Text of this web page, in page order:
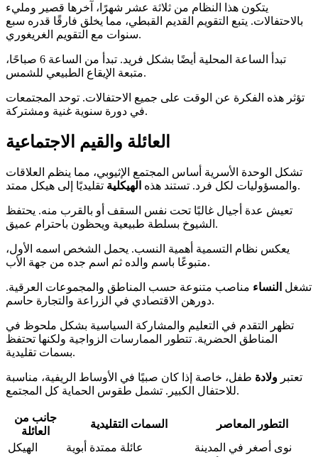
يتكون هذا النظام من ثلاثة عشر شهرًا، آخرها قصير ومليء
بالاحتفالات. يتبع التقويم القديم القبطي، مما يخلق فارقًا قدره سبع
سنوات مع التقويم الغريغوري.
تبدأ الساعة المحلية أيضًا بشكل فريد. تبدأ من الساعة 6 صباحًا،
متبعة الإيقاع الطبيعي للشمس.
تؤثر هذه الفكرة عن الوقت على جميع الاحتفالات. توحد المجتمعات
في دورة سنوية غنية ومشتركة.
العائلة والقيم الاجتماعية
تشكل الوحدة الأسرية أساس المجتمع الإثيوبي، مما ينظم العلاقات
والمسؤوليات لكل فرد. تستند هذه الهيكلية تقليديًا إلى هيكل ممتد.
تعيش عدة أجيال غالبًا تحت نفس السقف أو بالقرب منه. يحتفظ
الشيوخ بسلطة طبيعية ويحظون باحترام عميق.
يعكس نظام التسمية أهمية النسب. يحمل الشخص اسمه الأول،
متبوعًا باسم والده ثم اسم جده من جهة الأب.
تشغل النساء مناصب متنوعة حسب المناطق والمجموعات العرقية.
دورهن الاقتصادي في الزراعة والتجارة حاسم.
تظهر التقدم في التعليم والمشاركة السياسية بشكل ملحوظ في
المناطق الحضرية. تتطور الممارسات الزواجية ولكنها تحتفظ
بسمات تقليدية.
تعتبر ولادة طفل، خاصة إذا كان صبيًا في الأوساط الريفية، مناسبة
للاحتفال الكبير. تشمل طقوس الحماية كل المجتمع.
جانب من
العائلة
السمات التقليدية
التطور المعاصر
الهيكل
عائلة ممتدة أبوية
نوى أصغر في المدينة